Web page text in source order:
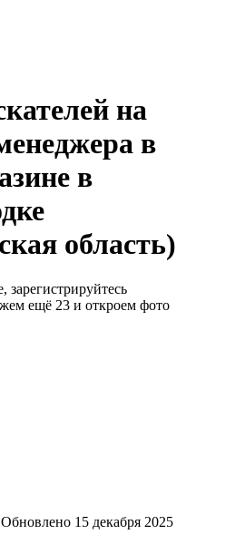
на
в
в
область)
зарегистрируйтесь
ещё 23 и откроем фото
Обновлено 15 декабря 2025